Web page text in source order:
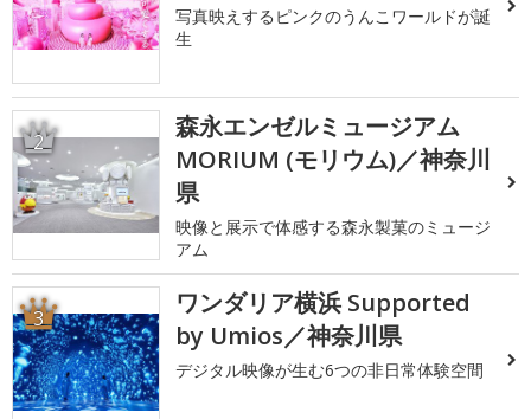
写真映えするピンクのうんこワールドが誕
生
2
森永エンゼルミュージアム
MORIUM (モリウム)／神奈川
県
映像と展示で体感する森永製菓のミュージ
アム
3
ワンダリア横浜 Supported
by Umios／神奈川県
デジタル映像が生む6つの非日常体験空間